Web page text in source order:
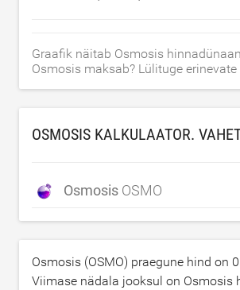
Graafik näitab Osmosis
Osmosis maksab? Lülituge
OSMOSIS KALKULAATOR.
Osmosis OSMO
Osmosis (OSMO) praegune hind on
Viimase nädala jooksul on Osmosis